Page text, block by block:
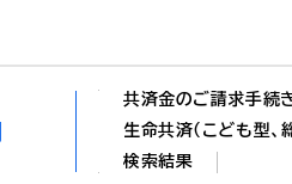
共済金のご請求手続
生命共済（こども型、
検索結果